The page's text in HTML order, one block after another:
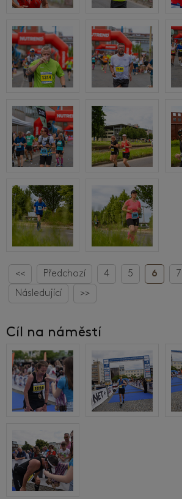
<< Předchozí 4 5 6 7
Následující
>>
Cíl na náměstí